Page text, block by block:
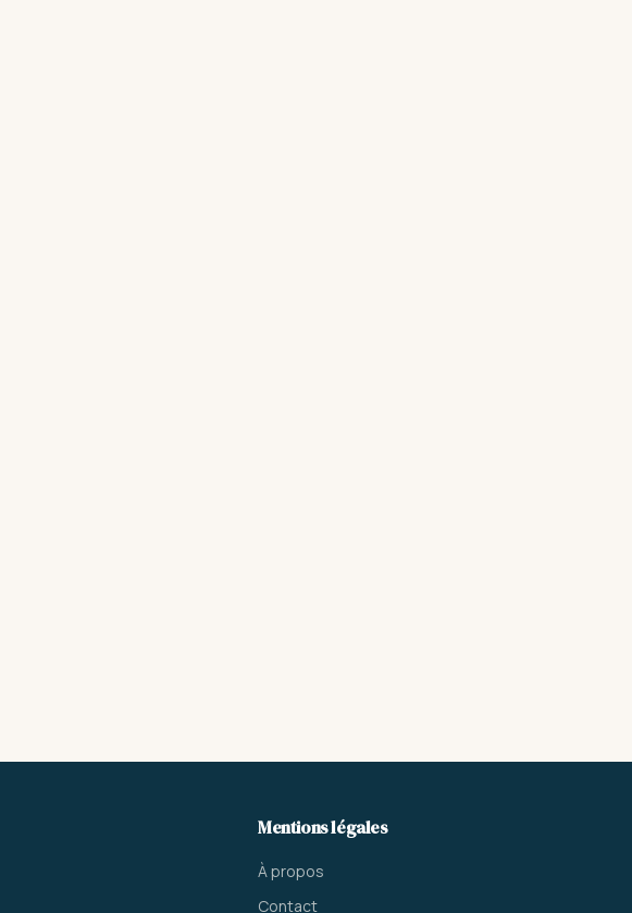
Mentions légales
À propos
Contact